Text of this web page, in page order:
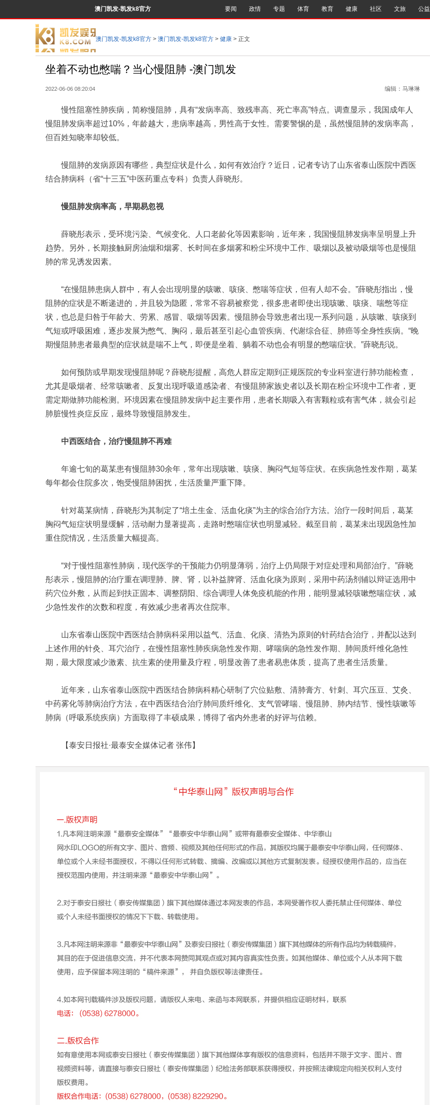
澳门凯发-凯发k8官方 要闻 政情 专题 体育 教育 健康 社区 文旅 公益
澳门凯发-凯发k8官方 > 澳门凯发-凯发k8官方 > 健康 > 正文
坐着不动也憋喘？当心慢阻肺 -澳门凯发
2022-06-06 08:20:04 编辑：马琳琳
慢性阻塞性肺疾病，简称慢阻肺，具有“发病率高、致残率高、死亡率高”特点。调查显示，我国成年人
慢阻肺发病率超过10%，年龄越大，患病率越高，男性高于女性。需要警惕的是，虽然慢阻肺的发病率高，
但百姓知晓率却较低。
慢阻肺的发病原因有哪些，典型症状是什么，如何有效治疗？近日，记者专访了山东省泰山医院中西医
结合肺病科（省“十三五”中医药重点专科）负责人薛晓彤。
慢阻肺发病率高，早期易忽视
薛晓彤表示，受环境污染、气候变化、人口老龄化等因素影响，近年来，我国慢阻肺发病率呈明显上升
趋势。另外，长期接触厨房油烟和烟雾、长时间在多烟雾和粉尘环境中工作、吸烟以及被动吸烟等也是慢阻
肺的常见诱发因素。
“在慢阻肺患病人群中，有人会出现明显的咳嗽、咳痰、憋喘等症状，但有人却不会。”薛晓彤指出，慢
阻肺的症状是不断递进的，并且较为隐匿，常常不容易被察觉，很多患者即使出现咳嗽、咳痰、喘憋等症
状，也总是归咎于年龄大、劳累、感冒、吸烟等因素。慢阻肺会导致患者出现一系列问题，从咳嗽、咳痰到
气短或呼吸困难，逐步发展为憋气、胸闷，最后甚至引起心血管疾病、代谢综合征、肺癌等全身性疾病。“晚
期慢阻肺患者最典型的症状就是喘不上气，即便是坐着、躺着不动也会有明显的憋喘症状。”薛晓彤说。
如何预防或早期发现慢阻肺呢？薛晓彤提醒，高危人群应定期到正规医院的专业科室进行肺功能检查，
尤其是吸烟者、经常咳嗽者、反复出现呼吸道感染者、有慢阻肺家族史者以及长期在粉尘环境中工作者，更
需定期做肺功能检测。环境因素在慢阻肺发病中起主要作用，患者长期吸入有害颗粒或有害气体，就会引起
肺脏慢性炎症反应，最终导致慢阻肺发生。
中西医结合，治疗慢阻肺不再难
年逾七旬的葛某患有慢阻肺30余年，常年出现咳嗽、咳痰、胸闷气短等症状。在疾病急性发作期，葛某
每年都会住院多次，饱受慢阻肺困扰，生活质量严重下降。
针对葛某病情，薛晓彤为其制定了“培土生金、活血化痰”为主的综合治疗方法。治疗一段时间后，葛某
胸闷气短症状明显缓解，活动耐力显著提高，走路时憋喘症状也明显减轻。截至目前，葛某未出现因急性加
重住院情况，生活质量大幅提高。
“对于慢性阻塞性肺病，现代医学的干预能力仍明显薄弱，治疗上仍局限于对症处理和局部治疗。”薛晓
彤表示，慢阻肺的治疗重在调理肺、脾、肾，以补益脾肾、活血化痰为原则，采用中药汤剂辅以辩证选用中
药穴位外敷，从而起到扶正固本、调整阴阳、综合调理人体免疫机能的作用，能明显减轻咳嗽憋喘症状，减
少急性发作的次数和程度，有效减少患者再次住院率。
山东省泰山医院中西医结合肺病科采用以益气、活血、化痰、清热为原则的针药结合治疗，并配以达到
上述作用的针灸、耳穴治疗，在慢性阻塞性肺疾病急性发作期、哮喘病的急性发作期、肺间质纤维化急性
期，最大限度减少激素、抗生素的使用量及疗程，明显改善了患者易患体质，提高了患者生活质量。
近年来，山东省泰山医院中西医结合肺病科精心研制了穴位贴敷、清肺膏方、针刺、耳穴压豆、艾灸、
中药雾化等肺病治疗方法，在中西医结合治疗肺间质纤维化、支气管哮喘、慢阻肺、肺内结节、慢性咳嗽等
肺病（呼吸系统疾病）方面取得了丰硕成果，博得了省内外患者的好评与信赖。
【泰安日报社·最泰安全媒体记者 张伟】